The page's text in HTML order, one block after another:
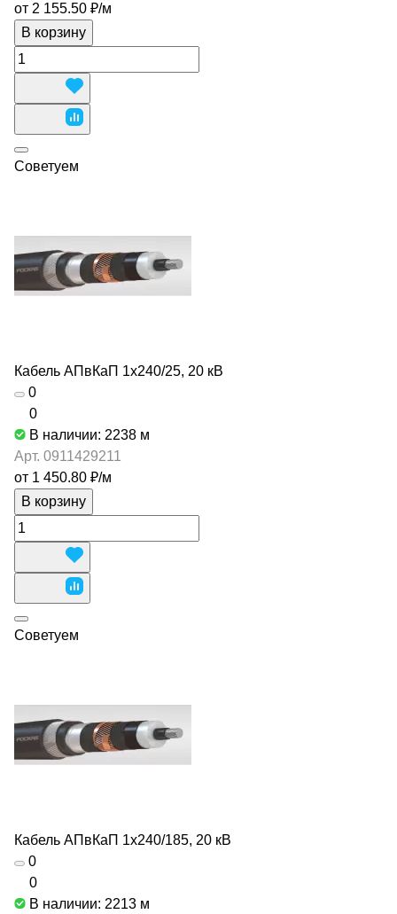
от 2 155.50 ₽/м
В корзину
Советуем
Кабель АПвКаП 1х240/25, 20 кВ
0
0
В наличии: 2238 м
Арт. 0911429211
от 1 450.80 ₽/м
В корзину
Советуем
Кабель АПвКаП 1х240/185, 20 кВ
0
0
В наличии: 2213 м